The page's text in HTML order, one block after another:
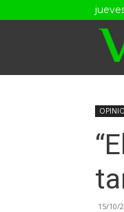
15/10/